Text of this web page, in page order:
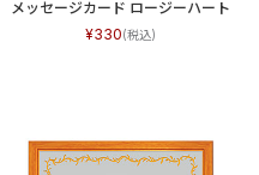
メッセージカード ロージーハート
330